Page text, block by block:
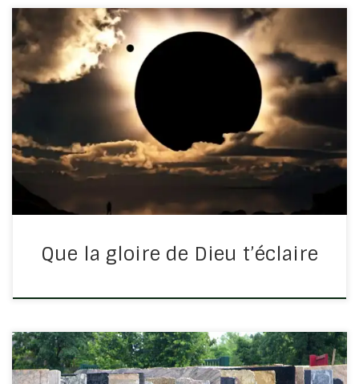
Que la gloire de Dieu t’éclaire Apocalypse 21/23 La ville
n’a besoin ni du soleil ni de la lune pour l’éclairer ; car la
gloire de Dieu l’éclaire, et l’agneau est son flambeau.
Alors que nous contemplions […]
Que la gloire de Dieu t’éclaire